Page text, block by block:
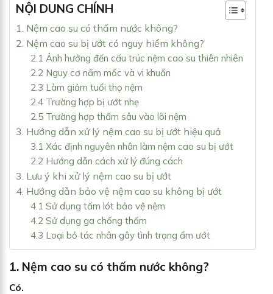
NỘI DUNG CHÍNH
1. Nệm cao su có thấm nước không?
2. Nệm cao su bị ướt có nguy hiểm không?
2.1 Ảnh hưởng đến cấu trúc nệm cao su thiên nhiên
2.2 Nguy cơ nấm mốc và vi khuẩn
2.3 Làm giảm tuổi thọ nệm
2.4 Trường hợp bị ướt nhẹ
2.5 Trường hợp thấm sâu vào lõi nệm
3. Hướng dẫn xử lý nệm cao su bị ướt hiệu quả
3.1 Xác định nguyên nhân làm nệm cao su bị ướt
2.2 Hướng dẫn cách xử lý đúng cách
3. Lưu ý khi xử lý nệm cao su bị ướt
4. Hướng dẫn bảo vệ nệm cao su không bị ướt
4.1 Sử dụng tấm lót bảo vệ nệm
4.2 Sử dụng ga chống thấm
4.3 Loại bỏ tác nhân gây tình trạng ẩm ướt
1. Nệm cao su có thấm nước không?
Có.